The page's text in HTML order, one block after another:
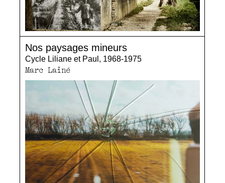
Nos paysages mineurs
Cycle Liliane et Paul, 1968-1975
Marc Lainé